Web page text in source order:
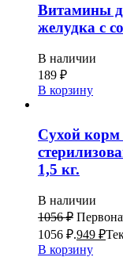
Витамины
желудка с
В наличии
189 ₽
В корзину
Сухой корм
1,5 кг.
В наличии
1056₽
1056 ₽.949 ₽
В корзину